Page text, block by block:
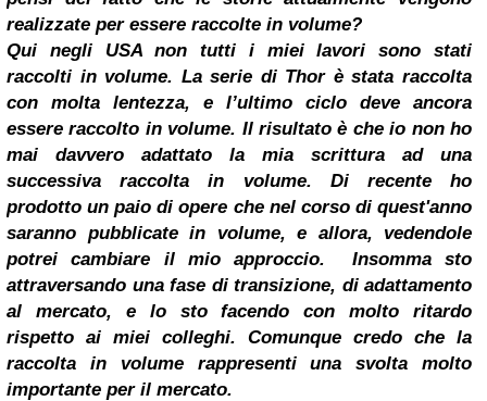
realizzate per essere raccolte in volume?
Qui negli USA non tutti i miei lavori sono stati
raccolti in volume. La serie di Thor è stata raccolta
con molta lentezza, e l’ultimo ciclo deve ancora
essere raccolto in volume. Il risultato è che io non ho
mai davvero adattato la mia scrittura ad una
successiva raccolta in volume. Di recente ho
prodotto un paio di opere che nel corso di quest'anno
saranno pubblicate in volume, e allora, vedendole
potrei cambiare il mio approccio.
Insomma sto
attraversando una fase di transizione, di adattamento
al mercato, e lo sto facendo con molto ritardo
rispetto ai miei colleghi. Comunque credo che la
raccolta in volume rappresenti una svolta molto
importante per il mercato.